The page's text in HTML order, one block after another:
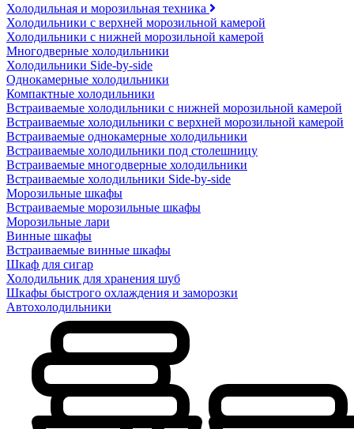
Холодильная и морозильная техника
Холодильники с верхней морозильной камерой
Холодильники с нижней морозильной камерой
Многодверные холодильники
Холодильники Side-by-side
Однокамерные холодильники
Компактные холодильники
Встраиваемые холодильники с нижней морозильной камерой
Встраиваемые холодильники с верхней морозильной камерой
Встраиваемые однокамерные холодильники
Встраиваемые холодильники под столешницу
Встраиваемые многодверные холодильники
Встраиваемые холодильники Side-by-side
Морозильные шкафы
Встраиваемые морозильные шкафы
Морозильные лари
Винные шкафы
Встраиваемые винные шкафы
Шкаф для сигар
Холодильник для хранения шуб
Шкафы быстрого охлаждения и заморозки
Автохолодильники